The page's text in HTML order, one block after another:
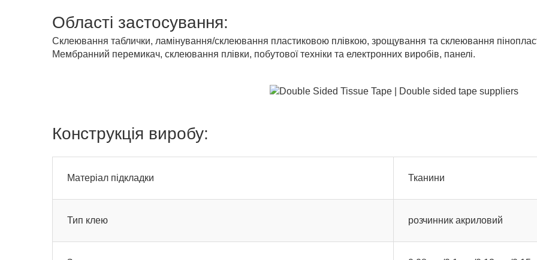
Області застосування:
Склеювання таблички, ламінування/склеювання пластиковою плівкою, зрощування та склеювання
Мембранний перемикач, склеювання плівки, побутової техніки та електронних виробів, панелі.
Конструкція виробу:
Матеріал підкладки Тканини
Тип клею розчинник акриловий